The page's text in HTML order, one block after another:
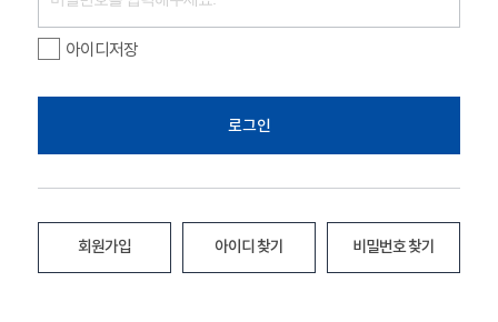
아이디저장
로그인
회원가입 아이디 찾기 비밀번호 찾기